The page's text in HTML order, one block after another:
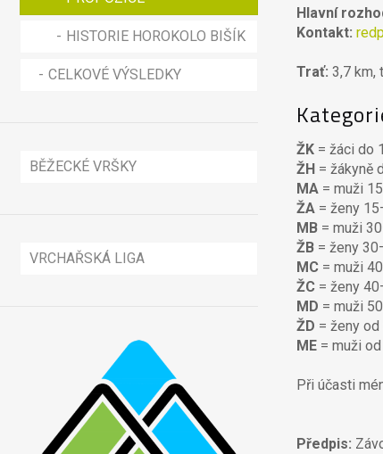
Hlavní
Kontakt:
Trať: 3,7 km,
ŽK = žáci do
ŽH = žákyně
MA = muži
ŽA = ženy
MB = muži
ŽB = ženy
MC = muži
ŽC = ženy
MD = muži
ŽD = ženy
ME = muži
Při účasti
Předpis:
X-DUATLON PÁLENKA
HISTORIE HOROKOLO BIŠÍK
CELKOVÉ VÝSLEDKY
BĚŽECKÉ VRŠKY
KRAVÍ HORA 2016
KRAVÍ HORA 2011
KRAVÍ HORA 2010
HISTORIE
FOTO-VIDEO
ŽALTMAN 2016
ŽALTMAN 2015
HISTORIE
VÝSLEDKY
HISTORIE
PROPOZICE
VÝSLEDKY
FOTO-VIDEO
CELKOVÉ VÝSLEDKY
HISTORIE
VRCHAŘSKÁ LIGA